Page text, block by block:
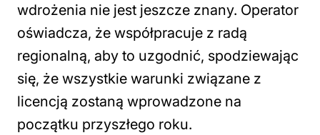
wdrożenia nie jest jeszcze znany. Operator
oświadcza, że współpracuje z radą
regionalną, aby to uzgodnić, spodziewając
się, że wszystkie warunki związane z
licencją zostaną wprowadzone na
początku przyszłego roku.